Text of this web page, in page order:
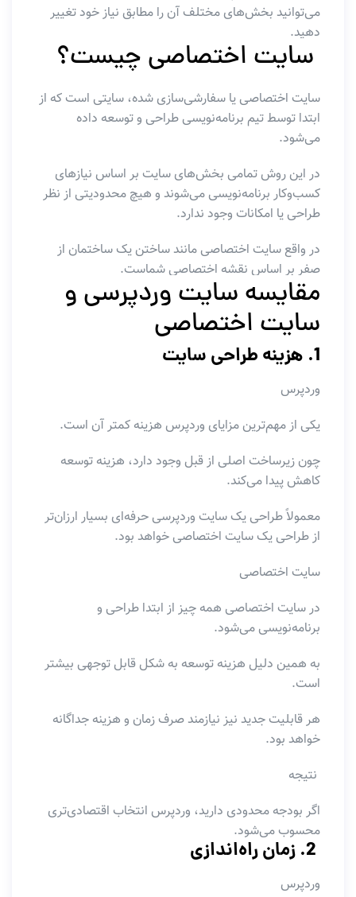
می‌توانید بخش‌های مختلف آن را مطابق نیاز خود تغییر
دهید.
سایت اختصاصی چیست؟
سایت اختصاصی یا سفارشی‌سازی شده، سایتی است که از
ابتدا توسط تیم برنامه‌نویسی طراحی و توسعه داده
می‌شود.
در این روش تمامی بخش‌های سایت بر اساس نیازهای
کسب‌وکار برنامه‌نویسی می‌شوند و هیچ محدودیتی از نظر
طراحی یا امکانات وجود ندارد.
در واقع سایت اختصاصی مانند ساختن یک ساختمان از
صفر بر اساس نقشه اختصاصی شماست.
مقایسه سایت وردپرسی و
سایت اختصاصی
1. هزینه طراحی سایت
وردپرس
یکی از مهم‌ترین مزایای وردپرس هزینه کمتر آن است.
چون زیرساخت اصلی از قبل وجود دارد، هزینه توسعه
کاهش پیدا می‌کند.
معمولاً طراحی یک سایت وردپرسی حرفه‌ای بسیار ارزان‌تر
از طراحی یک سایت اختصاصی خواهد بود.
سایت اختصاصی
در سایت اختصاصی همه چیز از ابتدا طراحی و
برنامه‌نویسی می‌شود.
به همین دلیل هزینه توسعه به شکل قابل توجهی بیشتر
است.
هر قابلیت جدید نیز نیازمند صرف زمان و هزینه جداگانه
خواهد بود.
نتیجه
اگر بودجه محدودی دارید، وردپرس انتخاب اقتصادی‌تری
محسوب می‌شود.
وردپرس